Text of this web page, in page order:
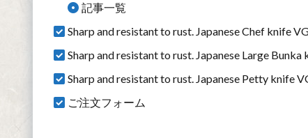
記事一覧
Sharp and resistant to rust. Japanese Chef knife
Sharp and resistant to rust. Japanese Large
Sharp and resistant to rust. Japanese Petty knife
ご注文フォーム